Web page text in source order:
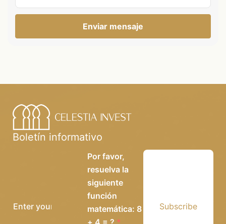
Enviar mensaje
Boletín informativo
Por favor,
resuelva la
siguiente
función
matemática: 8
+ 4 = ?
Subscribe